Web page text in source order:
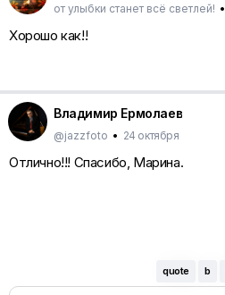
от улыбки станет всё светлей! •
Хорошо как!!
Владимир Ермолаев
@jazzfoto • 24 октября
Отлично!!! Спасибо, Марина.
quote b